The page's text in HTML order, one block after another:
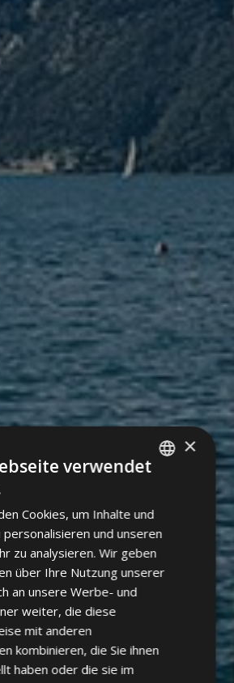
GERMAN
×
verwendet
Cookies, um Inhalte und
personalisieren und unseren
zu analysieren. Wir geben
über Ihre Nutzung unserer
an unsere Werbe- und
weiter, die diese
mit anderen
kombinieren, die Sie ihnen
haben oder die sie im